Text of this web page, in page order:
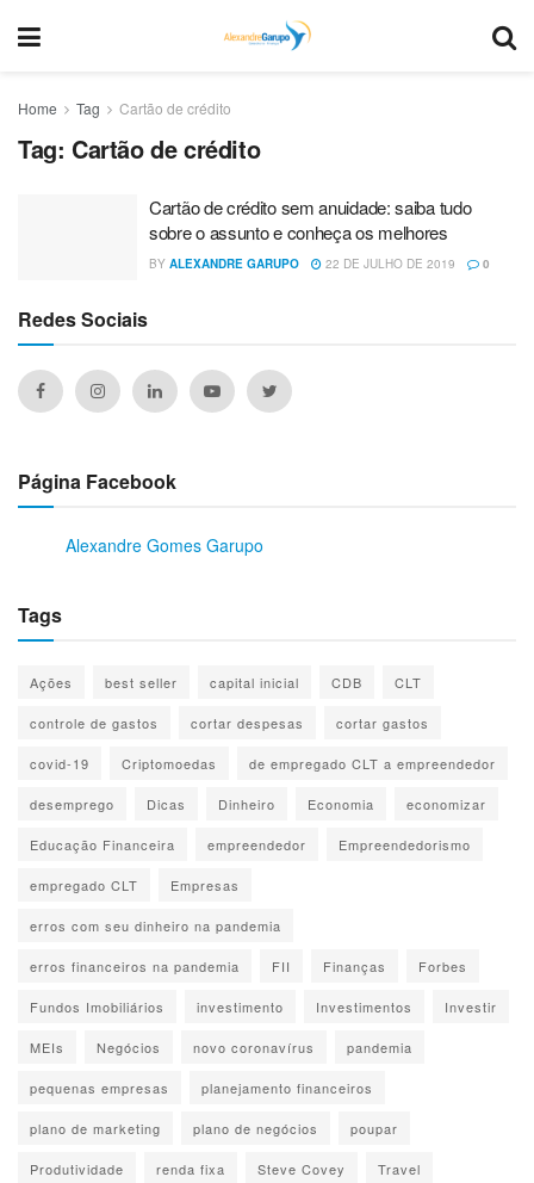
Home Tag Cartão de crédito
Tag: Cartão de crédito
Cartão de crédito sem anuidade: saiba tudo
sobre o assunto e conheça os melhores
BY ALEXANDRE GARUPO 22 DE JULHO DE 2019 0
Redes Sociais
Página Facebook
Alexandre Gomes Garupo
Tags
Ações best seller capital inicial CDB CLT
controle de gastos cortar despesas cortar gastos
covid-19 Criptomoedas de empregado CLT a empreendedor
desemprego Dicas Dinheiro Economia economizar
Educação Financeira empreendedor Empreendedorismo
empregado CLT Empresas
erros com seu dinheiro na pandemia
erros financeiros na pandemia FII Finanças Forbes
Fundos Imobiliários investimento Investimentos Investir
MEIs Negócios novo coronavírus pandemia
pequenas empresas planejamento financeiros
plano de marketing plano de negócios poupar
Produtividade renda fixa Steve Covey Travel